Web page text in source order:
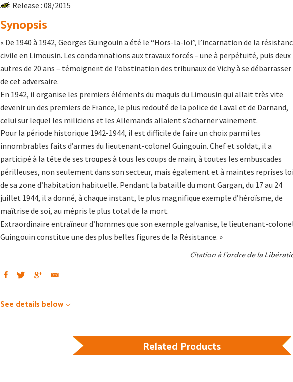
Release : 08/2015
Synopsis
« De 1940 à 1942, Georges Guingouin a été le “Hors-la-loi”, l’incarnation de la
civile en Limousin. Les condamnations aux travaux forcés – une à perpétuité, puis deux
autres de 20 ans – témoignent de l’obstination des tribunaux de Vichy à se débarrasser
de cet adversaire.
En 1942, il organise les premiers éléments du maquis du Limousin qui allait très vite
devenir un des premiers de France, le plus redouté de la police de Laval et de Darnand,
celui sur lequel les miliciens et les Allemands allaient s’acharner vainement.
Pour la période historique 1942-1944, il est difficile de faire un choix parmi les
innombrables faits d’armes du lieutenant-colonel Guingouin. Chef et soldat, il a
participé à la tête de ses troupes à tous les coups de main, à toutes les embuscades
périlleuses, non seulement dans son secteur, mais également et à maintes reprises
de sa zone d’habitation habituelle. Pendant la bataille du mont Gargan, du 17 au 24
juillet 1944, il a donné, à chaque instant, le plus magnifique exemple d’héroïsme, de
maîtrise de soi, au mépris le plus total de la mort.
Extraordinaire entraîneur d’hommes que son exemple galvanise, le lieutenant-
Guingouin constitue une des plus belles figures de la Résistance. »
Citation à l’ordre de la
See details below
Related Products